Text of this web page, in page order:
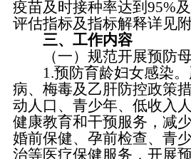
疫苗及时接种率达到95%
评估指标及指标解释详见附
三、工作内容
（一）规范开展预防母
1.预防育龄妇女感染。
病、梅毒及乙肝防控政策
动人口、青少年、低收入
健康教育和干预服务，减
婚前保健、孕前检查、青
治等医疗保健服务，开展